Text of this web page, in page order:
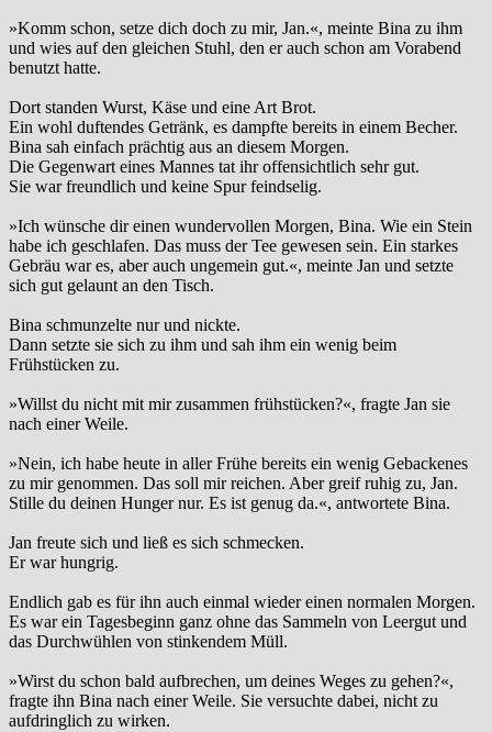
»Komm schon, setze dich doch zu mir, Jan.«, meinte Bina zu ihm
und wies auf den gleichen Stuhl, den er auch schon am Vorabend
benutzt hatte.
Dort standen Wurst, Käse und eine Art Brot.
Ein wohl duftendes Getränk, es dampfte bereits in einem Becher.
Bina sah einfach prächtig aus an diesem Morgen.
Die Gegenwart eines Mannes tat ihr offensichtlich sehr gut.
Sie war freundlich und keine Spur feindselig.
»Ich wünsche dir einen wundervollen Morgen, Bina. Wie ein Stein
habe ich geschlafen. Das muss der Tee gewesen sein. Ein starkes
Gebräu war es, aber auch ungemein gut.«, meinte Jan und setzte
sich gut gelaunt an den Tisch.
Bina schmunzelte nur und nickte.
Dann setzte sie sich zu ihm und sah ihm ein wenig beim
Frühstücken zu.
»Willst du nicht mit mir zusammen frühstücken?«, fragte Jan sie
nach einer Weile.
»Nein, ich habe heute in aller Frühe bereits ein wenig Gebackenes
zu mir genommen. Das soll mir reichen. Aber greif ruhig zu, Jan.
Stille du deinen Hunger nur. Es ist genug da.«, antwortete Bina.
Jan freute sich und ließ es sich schmecken.
Er war hungrig.
Endlich gab es für ihn auch einmal wieder einen normalen Morgen.
Es war ein Tagesbeginn ganz ohne das Sammeln von Leergut und
das Durchwühlen von stinkendem Müll.
»Wirst du schon bald aufbrechen, um deines Weges zu gehen?«,
fragte ihn Bina nach einer Weile. Sie versuchte dabei, nicht zu
aufdringlich zu wirken.